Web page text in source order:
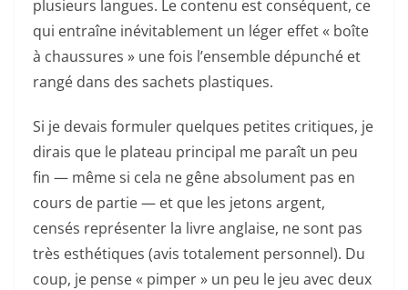
plusieurs langues. Le contenu est conséquent, ce
qui entraîne inévitablement un léger effet « boîte
à chaussures » une fois l’ensemble dépunché et
rangé dans des sachets plastiques.
Si je devais formuler quelques petites critiques, je
dirais que le plateau principal me paraît un peu
fin — même si cela ne gêne absolument pas en
cours de partie — et que les jetons argent,
censés représenter la livre anglaise, ne sont pas
très esthétiques (avis totalement personnel). Du
coup, je pense « pimper » un peu le jeu avec deux